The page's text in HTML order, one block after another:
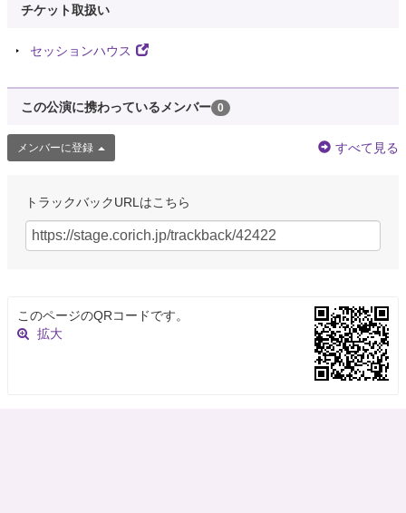
チケット取扱い
セッションハウス
この公演に携わっているメンバー 0
メンバーに登録 すべて見る
トラックバックURLはこちら
このページのQRコードです。
拡大